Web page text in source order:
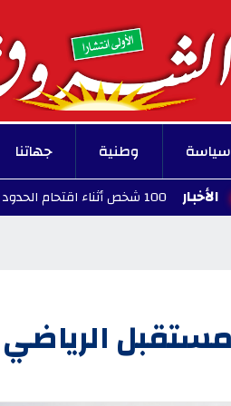
سياسة وطنية جهاتنا
الأخبار
15:08 - 2026/08/06